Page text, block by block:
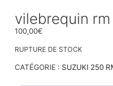
vilebrequin rm
100,00€
RUPTURE DE STOCK
CATÉGORIE : SUZUKI 250